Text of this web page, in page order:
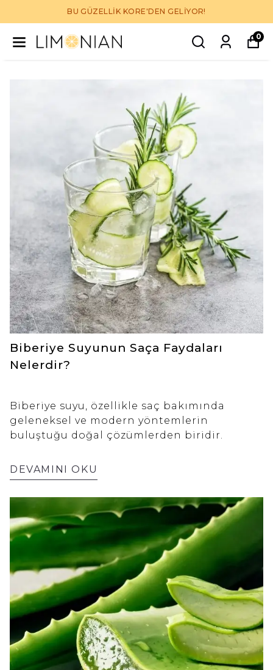
BU GÜZELLİK KORE'DEN GELİYOR!
0
Biberiye Suyunun Saça Faydaları
Nelerdir?
Biberiye suyu, özellikle saç bakımında
geleneksel ve modern yöntemlerin
buluştuğu doğal çözümlerden biridir.
DEVAMINI OKU